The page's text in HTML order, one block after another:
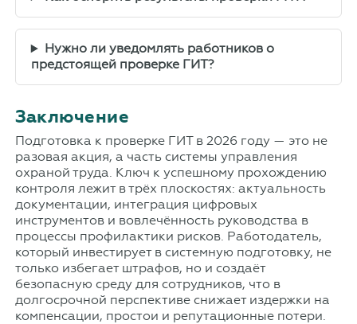
Нужно ли уведомлять работников о
предстоящей проверке ГИТ?
Заключение
Подготовка к проверке ГИТ в 2026 году — это не
разовая акция, а часть системы управления
охраной труда. Ключ к успешному прохождению
контроля лежит в трёх плоскостях: актуальность
документации, интеграция цифровых
инструментов и вовлечённость руководства в
процессы профилактики рисков. Работодатель,
который инвестирует в системную подготовку, не
только избегает штрафов, но и создаёт
безопасную среду для сотрудников, что в
долгосрочной перспективе снижает издержки на
компенсации, простои и репутационные потери.